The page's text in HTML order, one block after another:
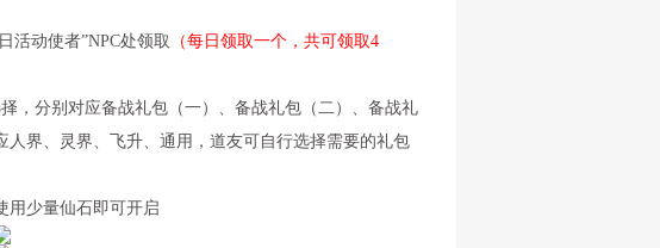
活动使者”NPC处领取
（每日领取一个，共可领取4
分别对应备战礼包（一）、备战礼包（二）、备战礼
界、灵界、飞升、通用，道友可自行选择需要的礼包
用少量仙石即可开启